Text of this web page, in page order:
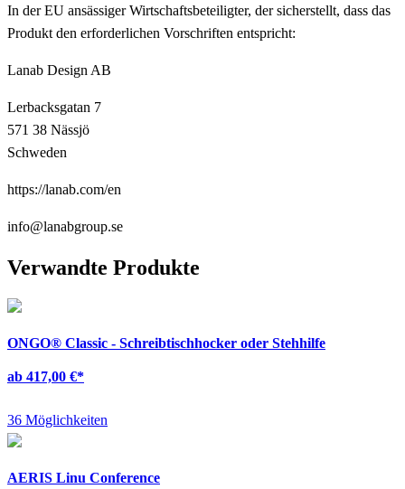
In der EU ansässiger Wirtschaftsbeteiligter, der sicherstellt, dass das
Produkt den erforderlichen Vorschriften entspricht:
Lanab Design AB
Lerbacksgatan 7
571 38 Nässjö
Schweden
https://lanab.com/en
info@lanabgroup.se
Verwandte Produkte
ONGO® Classic - Schreibtischhocker oder Stehhilfe
ab 417,00 €*
36 Möglichkeiten
AERIS Linu Conference